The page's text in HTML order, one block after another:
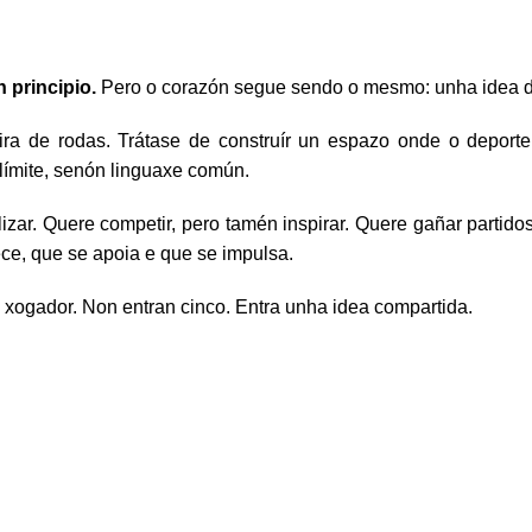
principio. Pero o corazón segue sendo o mesmo: unha idea
de rodas. Trátase de construír un espazo onde o
senón linguaxe común.
Quere competir, pero tamén inspirar. Quere gañar
que se apoia e que se impulsa.
Non entran cinco. Entra unha idea compartida.